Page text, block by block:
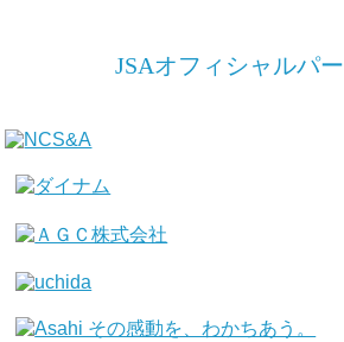
JSAオフィシャルパ